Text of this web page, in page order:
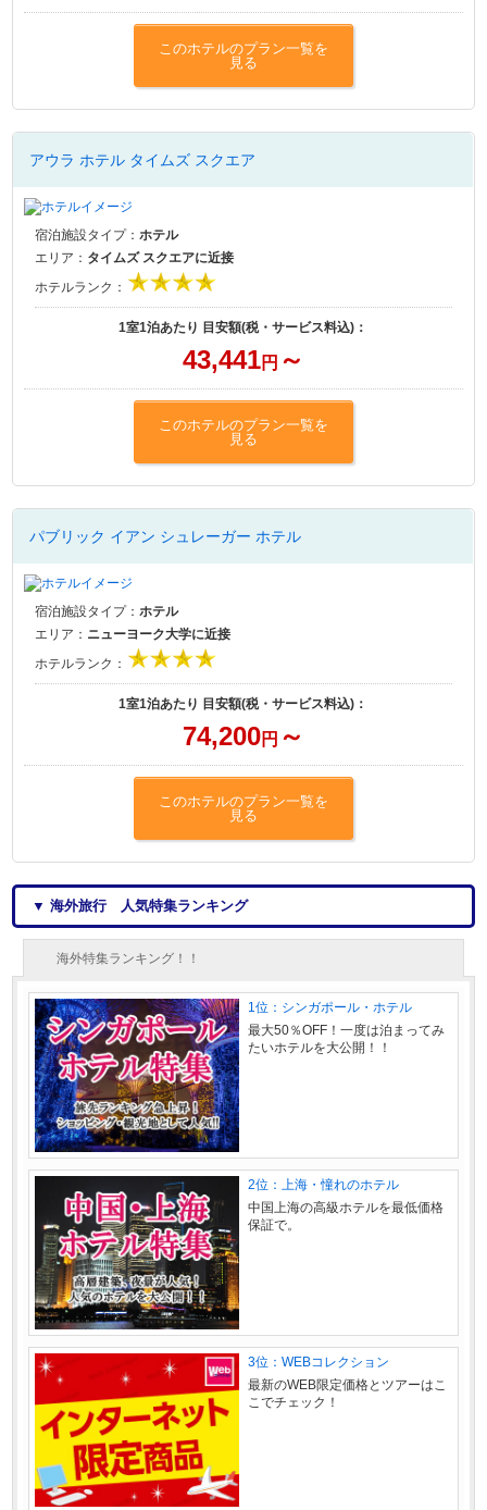
このホテルのプラン一覧を
見る
アウラ ホテル タイムズ スクエア
宿泊施設タイプ：ホテル
エリア： タイムズ スクエアに近接
ホテルランク：
1室1泊あたり 目安額(税・サービス料込)：
43,441円 ～
このホテルのプラン一覧を
見る
パブリック イアン シュレーガー ホテル
宿泊施設タイプ：ホテル
エリア： ニューヨーク大学に近接
ホテルランク：
1室1泊あたり 目安額(税・サービス料込)：
74,200円 ～
このホテルのプラン一覧を
見る
▼ 海外旅行 人気特集ランキング
海外特集ランキング！！
1位：シンガポール・ホテル
最大50％OFF！一度は泊まってみ
たいホテルを大公開！！
2位：上海・憧れのホテル
中国上海の高級ホテルを最低価格
保証で。
3位：WEBコレクション
最新のWEB限定価格とツアーはこ
こでチェック！